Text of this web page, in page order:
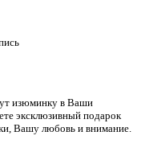
изюминку в Ваши
эксклюзивный подарок
Вашу любовь и внимание.